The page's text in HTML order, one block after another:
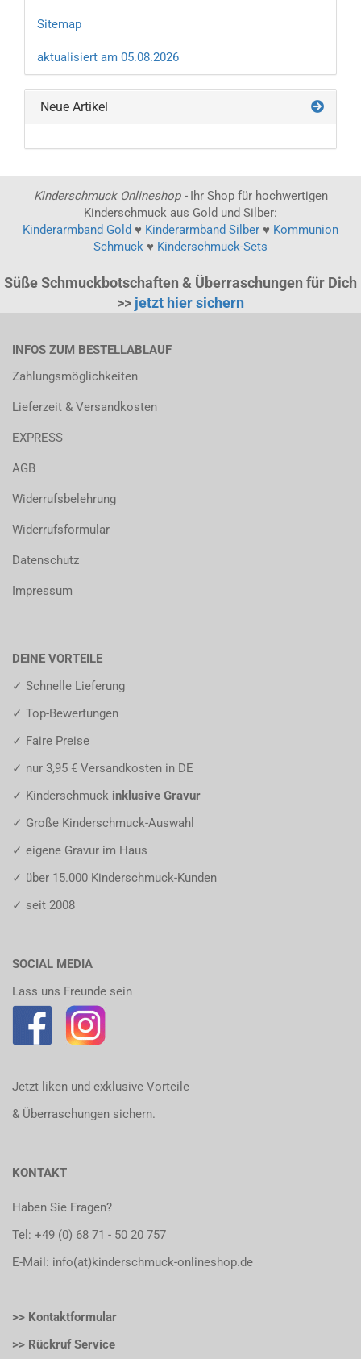
Sitemap
aktualisiert am 05.08.2026
Neue Artikel
Kinderschmuck Onlineshop - Ihr Shop für hochwertigen
Kinderschmuck aus Gold und Silber:
Kinderarmband Gold ♥ Kinderarmband Silber ♥ Kommunion
Schmuck ♥ Kinderschmuck-Sets
Süße Schmuckbotschaften & Überraschungen für Dich
>> jetzt hier sichern
INFOS ZUM BESTELLABLAUF
Zahlungsmöglichkeiten
Lieferzeit & Versandkosten
EXPRESS
AGB
Widerrufsbelehrung
Widerrufsformular
Datenschutz
Impressum
DEINE VORTEILE
✓ Schnelle Lieferung
✓ Top-Bewertungen
✓ Faire Preise
✓ nur 3,95 € Versandkosten in DE
✓ Kinderschmuck inklusive Gravur
✓ Große Kinderschmuck-Auswahl
✓ eigene Gravur im Haus
✓ über 15.000 Kinderschmuck-Kunden
✓ seit 2008
SOCIAL MEDIA
Lass uns Freunde sein
Jetzt liken und exklusive Vorteile
& Überraschungen sichern.
KONTAKT
Haben Sie Fragen?
Tel: +49 (0) 68 71 - 50 20 757
E-Mail: info(at)kinderschmuck-onlineshop.de
>> Kontaktformular
>> Rückruf Service